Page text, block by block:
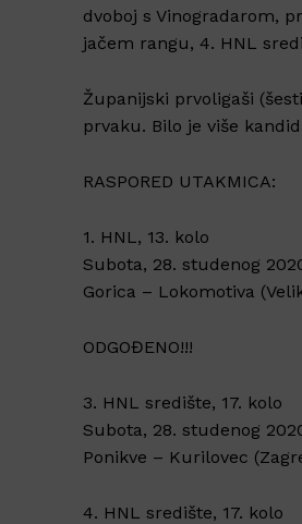
dvoboj s Vinogradarom,
jačem rangu, 4. HNL
Županijski prvoligaši
prvaku. Bilo je više
RASPORED UTAKMICA:
1. HNL, 13. kolo
Subota, 28. studenog
Gorica – Lokomotiva
ODGOĐENO!!!
3. HNL središte, 17. kolo
Subota, 28. studenog
Ponikve – Kurilovec
4. HNL središte, 17. kolo